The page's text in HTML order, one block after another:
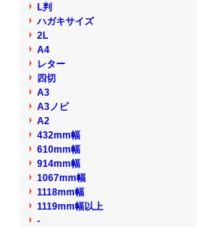
L判
ハガキサイズ
2L
A4
レター
四切
A3
A3ノビ
A2
432mm幅
610mm幅
914mm幅
1067mm幅
1118mm幅
1119mm幅以上
-